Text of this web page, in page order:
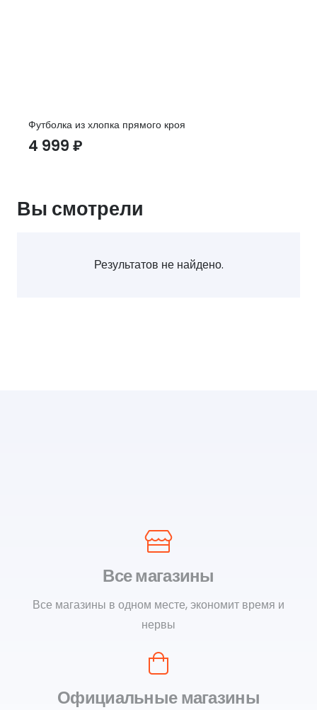
Футболка из хлопка прямого кроя
4 999 ₽
Вы смотрели
Результатов не найдено.
Все магазины
Все магазины в одном месте, экономит время и
нервы
Официальные магазины